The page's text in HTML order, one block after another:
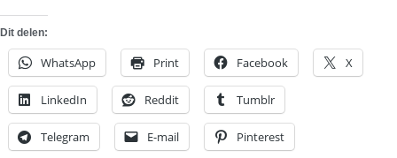
Dit delen:
WhatsApp Print Facebook X
LinkedIn Reddit Tumblr
Telegram E-mail Pinterest